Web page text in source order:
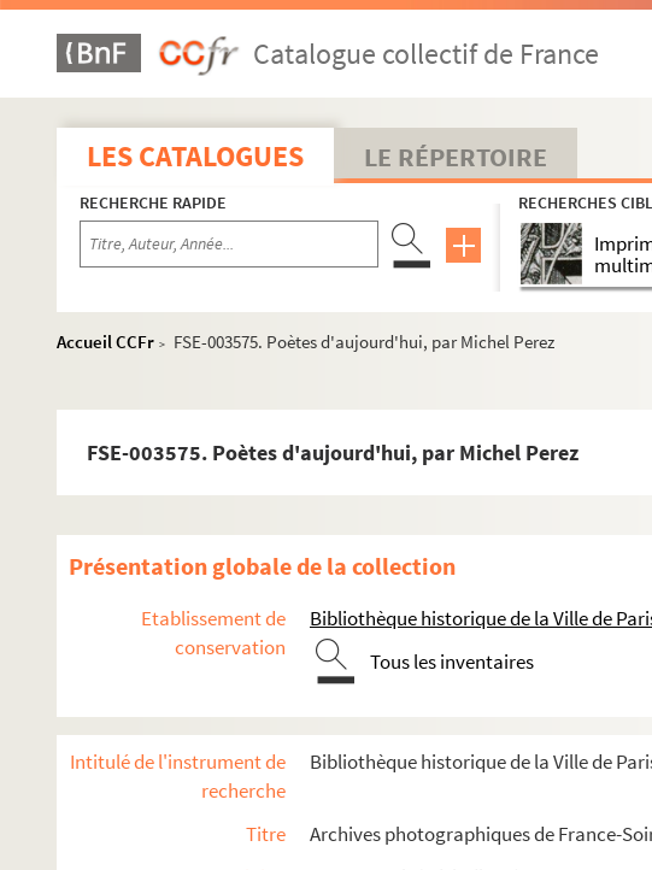
Catalogue collectif de France
LES CATALOGUES LE RÉPERTOIRE
RECHERCHE RAPIDE RECHERCHES
Accueil CCFr >
FSE-003575. Poètes d'aujourd'hui, par Michel Perez
FSE-003575. Poètes d'aujourd'hui, par Michel Perez
Présentation globale de la collection
Etablissement de
conservation
Bibliothèque historique de la Ville de
Tous les inventaires
Intitulé de l'instrument de
recherche
Bibliothèque historique de la Ville de
Titre
Archives photographiques de France-
M
P
R
Thorez, Maurice
FSE-002520. Thunder Cloud, né Victor Daniels
FSE-000669. Tixier-Vignancour, Jean-Louis